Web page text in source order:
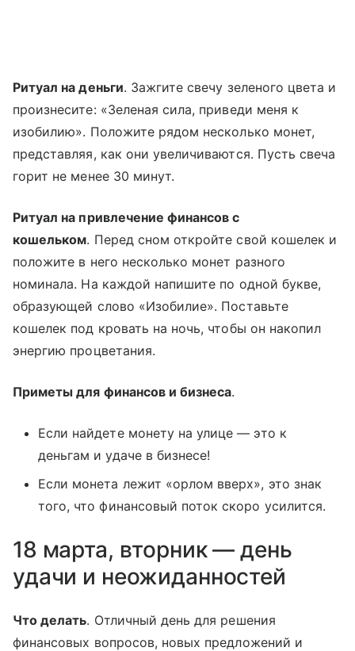
Ритуал на деньги. Зажгите свечу зеленого цвета и
произнесите: «Зеленая сила, приведи меня к
изобилию». Положите рядом несколько монет,
представляя, как они увеличиваются. Пусть свеча
горит не менее 30 минут.
Ритуал на привлечение финансов с
кошельком. Перед сном откройте свой кошелек и
положите в него несколько монет разного
номинала. На каждой напишите по одной букве,
образующей слово «Изобилие». Поставьте
кошелек под кровать на ночь, чтобы он накопил
энергию процветания.
Приметы для финансов и бизнеса.
Если найдете монету на улице — это к
деньгам и удаче в бизнесе!
Если монета лежит «орлом вверх», это знак
того, что финансовый поток скоро усилится.
18 марта, вторник — день
удачи и неожиданностей
Что делать. Отличный день для решения
финансовых вопросов, новых предложений и